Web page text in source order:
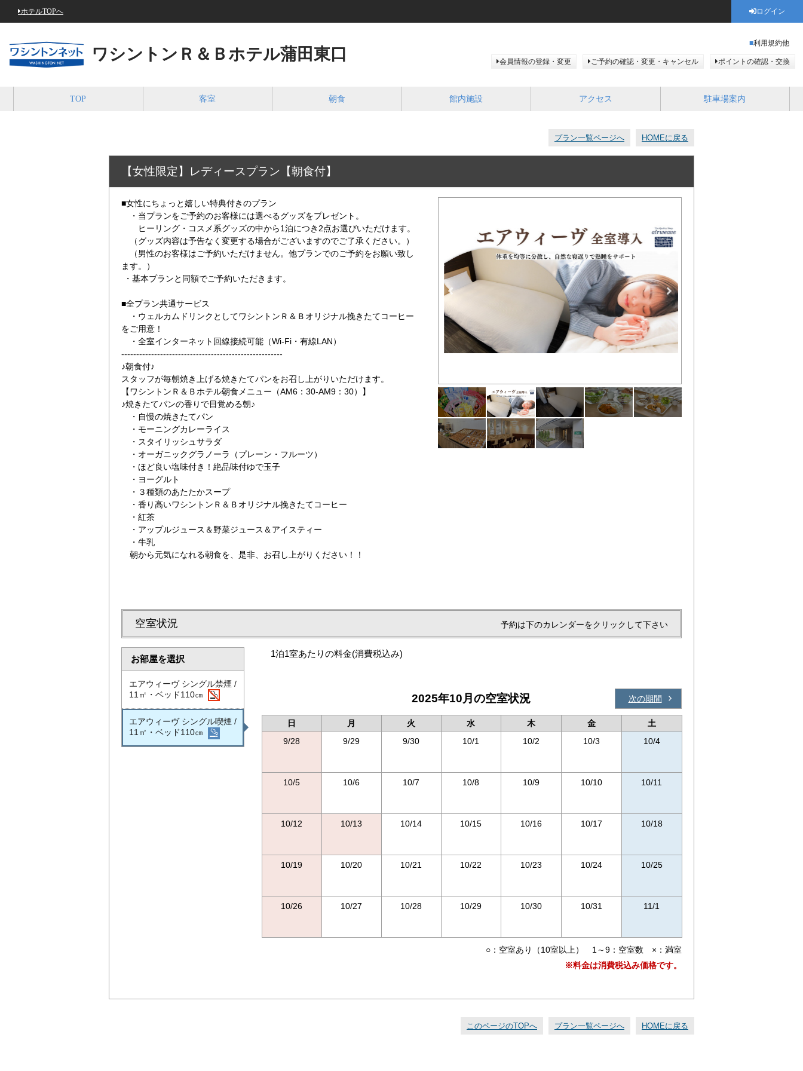
ホテルTOPへ ログイン
ワシントンＲ＆Ｂホテル蒲田東口
利用規約他
会員情報の登録・変更 ご予約の確認・変更・キャンセル ポイントの確認・交換
TOP 客室 朝食 館内施設 アクセス 駐車場案内
プラン一覧ページへ HOMEに戻る
【女性限定】レディースプラン【朝食付】
■女性にちょっと嬉しい特典付きのプラン
・当プランをご予約のお客様には選べるグッズをプレゼント。
ヒーリング・コスメ系グッズの中から1泊につき2点お選びいただけます。
（グッズ内容は予告なく変更する場合がございますのでご了承ください。）
（男性のお客様はご予約いただけません。他プランでのご予約をお願い致し
ます。）
・基本プランと同額でご予約いただきます。
■全プラン共通サービス
・ウェルカムドリンクとしてワシントンＲ＆Ｂオリジナル挽きたてコーヒー
をご用意！
・全室インターネット回線接続可能（Wi-Fi・有線LAN）
------------------------------------------------------
♪朝食付♪
スタッフが毎朝焼き上げる焼きたてパンをお召し上がりいただけます。
【ワシントンＲ＆Ｂホテル朝食メニュー（AM6：30-AM9：30）】
♪焼きたてパンの香りで目覚める朝♪
・自慢の焼きたてパン
・モーニングカレーライス
・スタイリッシュサラダ
・オーガニックグラノーラ（プレーン・フルーツ）
・ほど良い塩味付き！絶品味付ゆで玉子
・ヨーグルト
・３種類のあたたかスープ
・香り高いワシントンＲ＆Ｂオリジナル挽きたてコーヒー
・紅茶
・アップルジュース＆野菜ジュース＆アイスティー
・牛乳
朝から元気になれる朝食を、是非、お召し上がりください！！
玄関でございます。いらっしゃいませ。 レディースプラン 女性限定！嬉しいアメニティー2点付き！
空室状況 予約は下のカレンダーをクリックして下さい
お部屋を選択
エアウィーヴ シングル禁煙 /
11㎡・ベッド110㎝
エアウィーヴ シングル喫煙 /
11㎡・ベッド110㎝
1泊1室あたりの料金(消費税込み)
2025年10月の空室状況 次の期間
日 月 火 水 木 金
土
9/28
9/29 9/30 10/1 10/2 10/3 10/4
10/5 10/6 10/7 10/8 10/9 10/10 10/11
10/12 10/13 10/14 10/15 10/16 10/17 10/18
10/19 10/20 10/21 10/22 10/23 10/24 10/25
10/26 10/27 10/28 10/29 10/30 10/31 11/1
○：空室あり（10室以上） 1～9：空室数 ×：満室
※料金は消費税込み価格です。
このページのTOPへ プラン一覧ページへ HOMEに戻る